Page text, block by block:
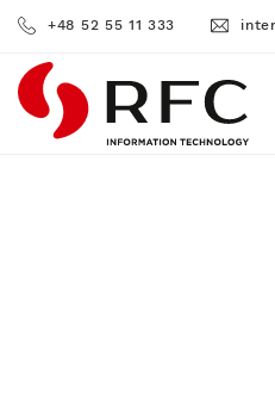
+48 52 55 11 333
RFC